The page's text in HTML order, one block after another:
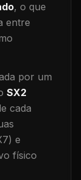
, o que
entre
por um
SX2
cada
e
físico